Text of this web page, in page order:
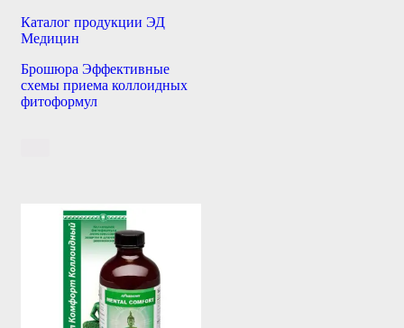
Каталог продукции ЭД
Медицин
Брошюра Эффективные
схемы приема коллоидных
фитоформул